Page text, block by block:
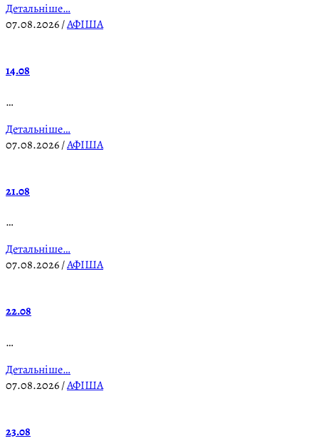
Детальніше…
07.08.2026/АФІША
14.08
…
Детальніше…
07.08.2026/АФІША
21.08
…
Детальніше…
07.08.2026/АФІША
22.08
…
Детальніше…
07.08.2026/АФІША
23.08